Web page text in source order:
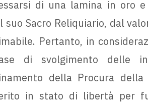
di una lamina in oro
suo Sacro Reliquiario, dal
Pertanto, in
di svolgimento delle
della Procura
in stato di libertà per